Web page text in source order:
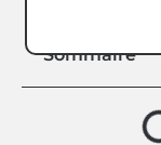
Sommaire